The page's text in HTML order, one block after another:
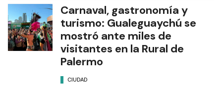
Carnaval, gastronomía y
turismo: Gualeguaychú se
mostró ante miles de
visitantes en la Rural de
Palermo
CIUDAD